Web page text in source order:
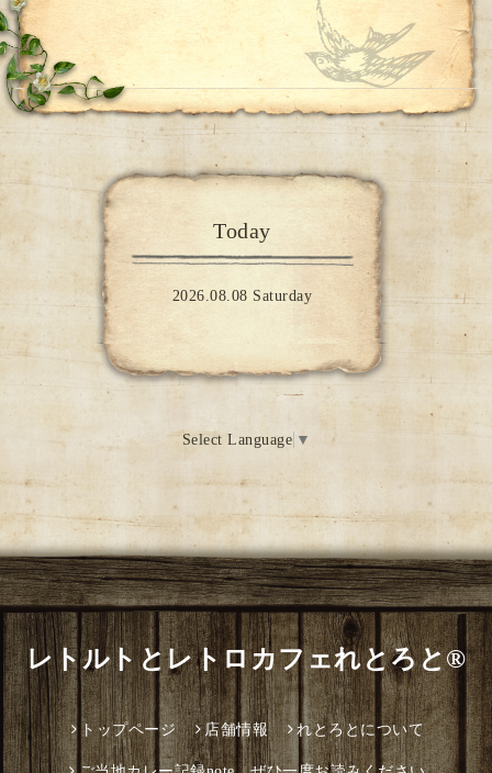
Today
2026.08.08 Saturday
Select Language ▼
レトルトとレトロカフェれとろと®
トップページ 店舗情報 れとろとについて